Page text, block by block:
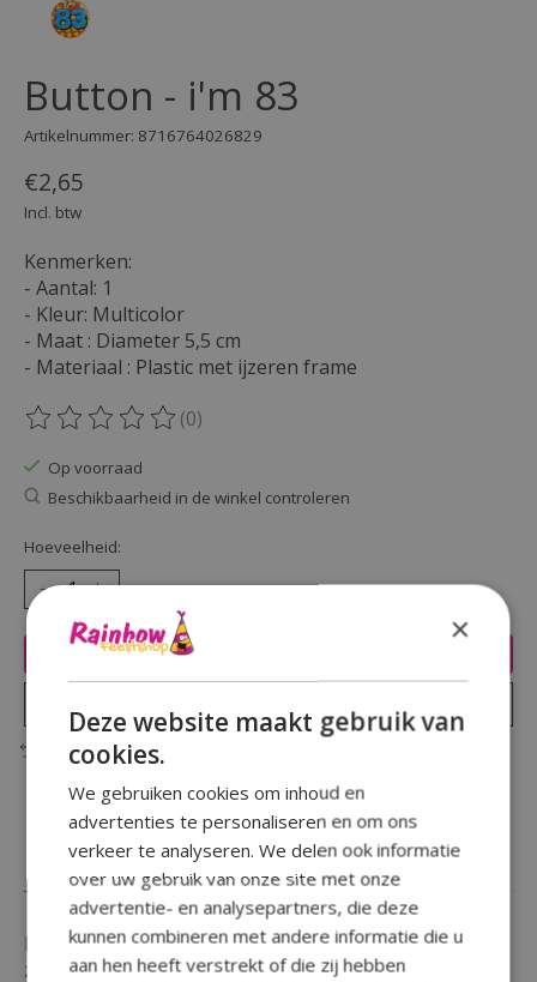
Button - i'm 83
Artikelnummer: 8716764026829
€2,65
Incl. btw
Kenmerken:
- Aantal: 1
- Kleur: Multicolor
- Maat : Diameter 5,5 cm
- Materiaal : Plastic met ijzeren frame
De beoordeling van dit product is
(0)
Op voorraad
Beschikbaarheid in de winkel controleren
Hoeveelheid:
Toevoegen aan winkelwagen
Toevoegen om te vergelijken
Reviews (0)
Een verjaardag te vieren en wil je iemand in het
zonnetje zetten door een opvallende button te geven
×
Deze website maakt gebruik van
cookies.
We gebruiken cookies om inhoud en
advertenties te personaliseren en om ons
verkeer te analyseren. We delen ook informatie
over uw gebruik van onze site met onze
advertentie- en analysepartners, die deze
kunnen combineren met andere informatie die u
aan hen heeft verstrekt of die zij hebben